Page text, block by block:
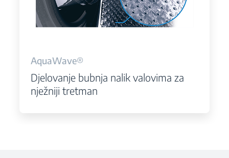
AquaWave®
Djelovanje bubnja nalik valovima za
nježniji tretman